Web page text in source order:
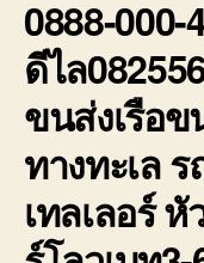
0888-000-
ดีไล
ขนส่งเรือ
ทางทะเล
เทลเลอร์